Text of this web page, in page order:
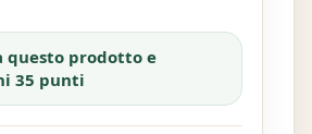
questo prodotto e
35 punti